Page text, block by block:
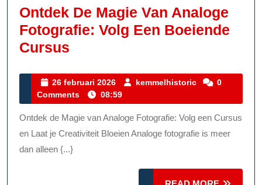
Ontdek De Magie Van Analoge
Fotografie: Volg Een Boeiende
Cursus
Magie
Van
Analoge
Fotografie:
Volg
26 februari 2026
26
februari
2026
kemmelhistoric kemmelhistoric
0
Comments
08:59
Ontdek de Magie van Analoge Fotografie: Volg een Cursus
en Laat je Creativiteit Bloeien Analoge fotografie is meer
dan alleen {...}